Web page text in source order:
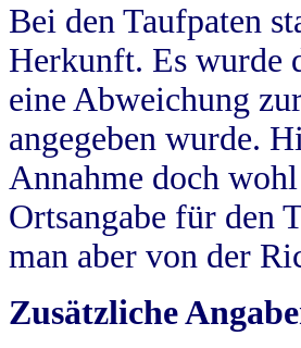
Bei den Taufpaten
Herkunft. Es wurde
eine Abweichung
angegeben wurde.
Annahme doch
Ortsangabe für den
man aber von der
Zusätzliche